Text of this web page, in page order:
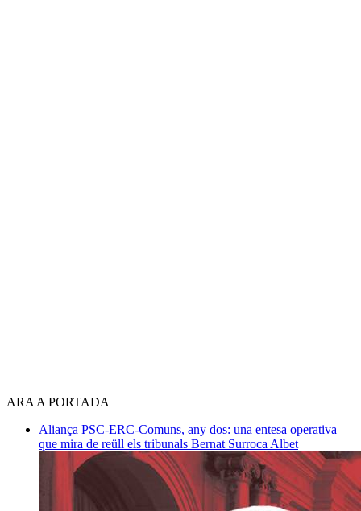
ARA A PORTADA
Aliança PSC-ERC-Comuns, any dos: una entesa operativa
que mira de reüll els tribunals Bernat Surroca Albet